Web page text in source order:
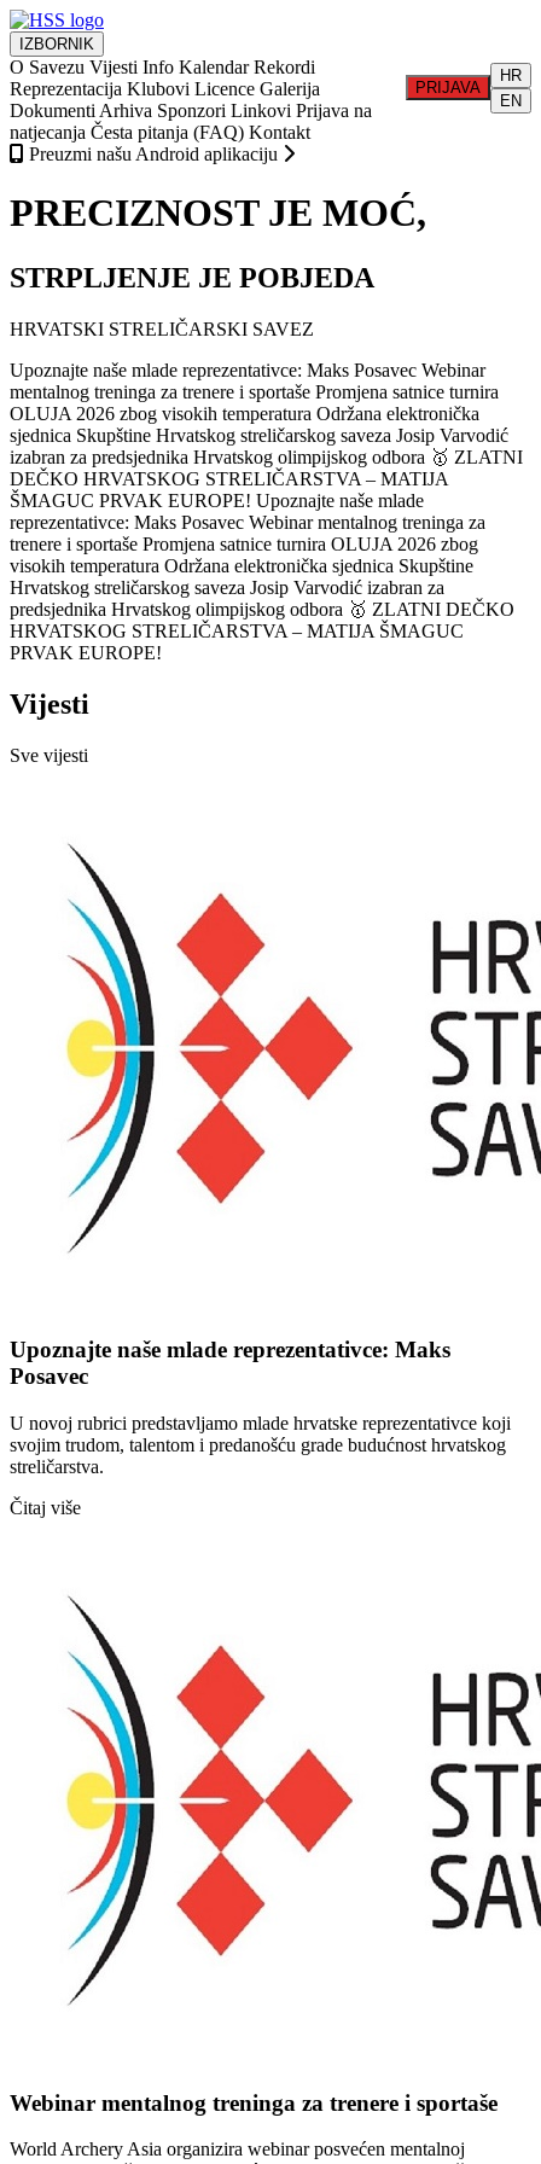
IZBORNIK
O Savezu Vijesti Info Kalendar Rekordi
Reprezentacija Klubovi Licence Galerija
Dokumenti Arhiva Sponzori Linkovi Prijava na
natjecanja Česta pitanja (FAQ) Kontakt
PRIJAVA
HR
EN
Preuzmi našu Android aplikaciju
PRECIZNOST JE MOĆ,
STRPLJENJE JE POBJEDA
HRVATSKI STRELIČARSKI SAVEZ
Upoznajte naše mlade reprezentativce: Maks Posavec Webinar
mentalnog treninga za trenere i sportaše Promjena satnice turnira
OLUJA 2026 zbog visokih temperatura Održana elektronička
sjednica Skupštine Hrvatskog streličarskog saveza Josip Varvodić
izabran za predsjednika Hrvatskog olimpijskog odbora 🥇 ZLATNI
DEČKO HRVATSKOG STRELIČARSTVA – MATIJA
ŠMAGUC PRVAK EUROPE! Upoznajte naše mlade
reprezentativce: Maks Posavec Webinar mentalnog treninga za
trenere i sportaše Promjena satnice turnira OLUJA 2026 zbog
visokih temperatura Održana elektronička sjednica Skupštine
Hrvatskog streličarskog saveza Josip Varvodić izabran za
predsjednika Hrvatskog olimpijskog odbora 🥇 ZLATNI DEČKO
HRVATSKOG STRELIČARSTVA – MATIJA ŠMAGUC
PRVAK EUROPE!
Vijesti
Sve vijesti
Upoznajte naše mlade reprezentativce: Maks
Posavec
U novoj rubrici predstavljamo mlade hrvatske reprezentativce koji
svojim trudom, talentom i predanošću grade budućnost hrvatskog
streličarstva.
Čitaj više
Webinar mentalnog treninga za trenere i sportaše
World Archery Asia organizira webinar posvećen mentalnoj